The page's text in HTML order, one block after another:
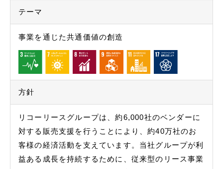
テーマ
事業を通じた共通価値の創造
方針
リコーリースグループは、約6,000社のベンダーに
対する販売支援を行うことにより、約40万社のお
客様の経済活動を支えています。当社グループが利
益ある成長を持続するために、従来型のリース事業